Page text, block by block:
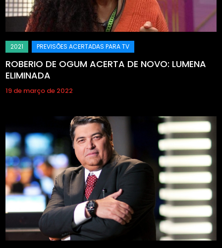
ROBERIO DE OGUM ACERTA DE NOVO: LUMENA
ELIMINADA
19 de março de 2022